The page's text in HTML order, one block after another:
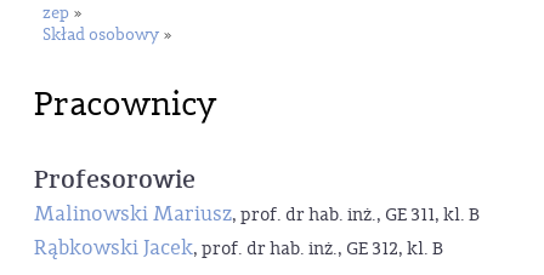
zep »
Skład osobowy »
Pracownicy
Profesorowie
Malinowski Mariusz, prof. dr hab. inż., GE 311, kl. B
Rąbkowski Jacek, prof. dr hab. inż., GE 312, kl. B